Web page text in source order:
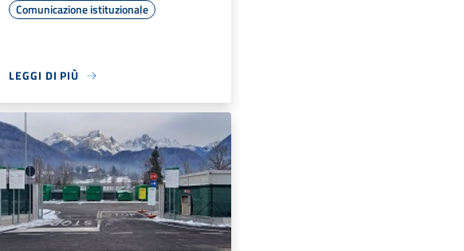
Comunicazione istituzionale
LEGGI DI PIÙ